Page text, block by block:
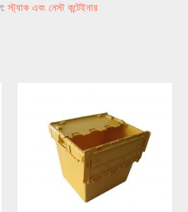
স্ট্যাক এবং নেস্ট কন্টেইনার